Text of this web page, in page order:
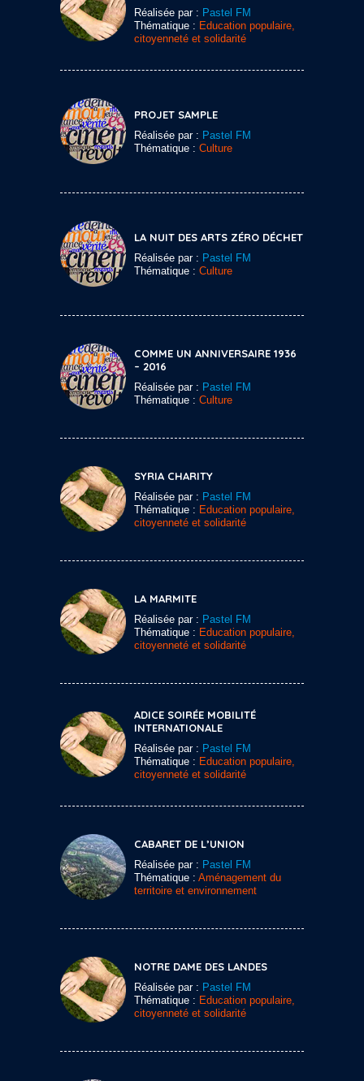
Réalisée par : Pastel FM
Thématique : Education populaire,
citoyenneté et solidarité
PROJET SAMPLE
Réalisée par : Pastel FM
Thématique : Culture
LA NUIT DES ARTS ZÉRO DÉCHET
Réalisée par : Pastel FM
Thématique : Culture
COMME UN ANNIVERSAIRE 1936
– 2016
Réalisée par : Pastel FM
Thématique : Culture
SYRIA CHARITY
Réalisée par : Pastel FM
Thématique : Education populaire,
citoyenneté et solidarité
LA MARMITE
Réalisée par : Pastel FM
Thématique : Education populaire,
citoyenneté et solidarité
ADICE SOIRÉE MOBILITÉ
INTERNATIONALE
Réalisée par : Pastel FM
Thématique : Education populaire,
citoyenneté et solidarité
CABARET DE L’UNION
Réalisée par : Pastel FM
Thématique : Aménagement du
territoire et environnement
NOTRE DAME DES LANDES
Réalisée par : Pastel FM
Thématique : Education populaire,
citoyenneté et solidarité